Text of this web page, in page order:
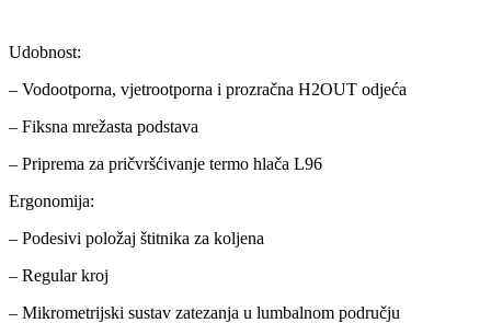
Udobnost:
– Vodootporna, vjetrootporna i prozračna H2OUT odjeća
– Fiksna mrežasta podstava
– Priprema za pričvršćivanje termo hlača L96
Ergonomija:
– Podesivi položaj štitnika za koljena
– Regular kroj
– Mikrometrijski sustav zatezanja u lumbalnom području